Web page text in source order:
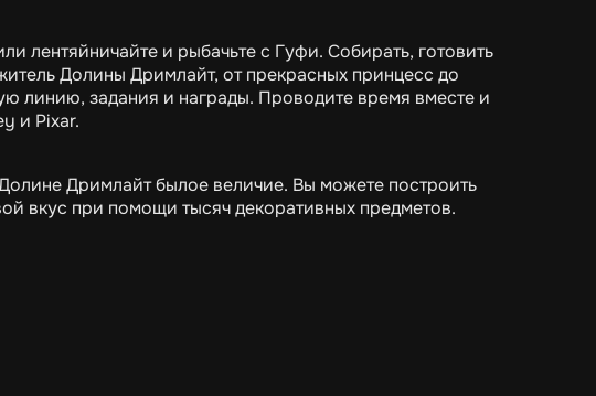
лентяйничайте и рыбачьте с Гуфи. Собирать, готовить
Долины Дримлайт, от прекрасных принцесс до
линию, задания и награды. Проводите время вместе и
и Pixar.
Дримлайт былое величие. Вы можете построить
вкус при помощи тысяч декоративных предметов.